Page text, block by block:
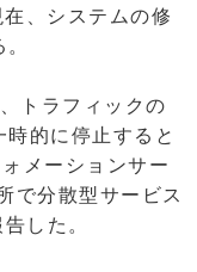
、システムの修
トラフィックの
的に停止すると
メーションサー
で分散型サービス
した。